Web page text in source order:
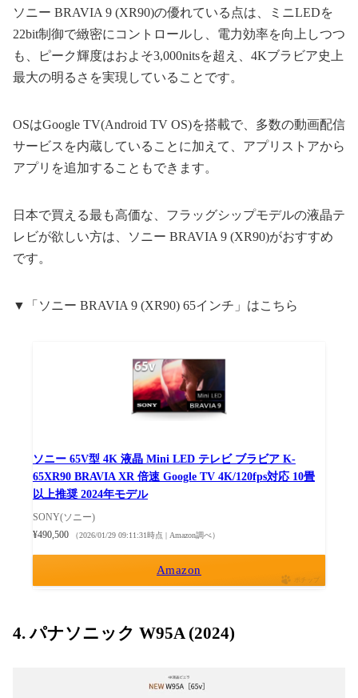
ソニー BRAVIA 9 (XR90)の優れている点は、ミニLEDを
22bit制御で緻密にコントロールし、電力効率を向上しつつ
も、ピーク輝度はおよそ3,000nitsを超え、4Kブラビア史上
最大の明るさを実現していることです。
OSはGoogle TV(Android TV OS)を搭載で、多数の動画配信
サービスを内蔵していることに加えて、アプリストアから
アプリを追加することもできます。
日本で買える最も高価な、フラッグシップモデルの液晶テ
レビが欲しい方は、ソニー BRAVIA 9 (XR90)がおすすめ
です。
▼「ソニー BRAVIA 9 (XR90) 65インチ」はこちら
ソニー 65V型 4K 液晶 Mini LED テレビ ブラビア K-
65XR90 BRAVIA XR 倍速 Google TV 4K/120fps対応 10畳
以上推奨 2024年モデル
SONY(ソニー)
¥490,500
（2026/01/29 09:11:31時点 | Amazon調べ）
Amazon
ポチップ
4. パナソニック W95A (2024)